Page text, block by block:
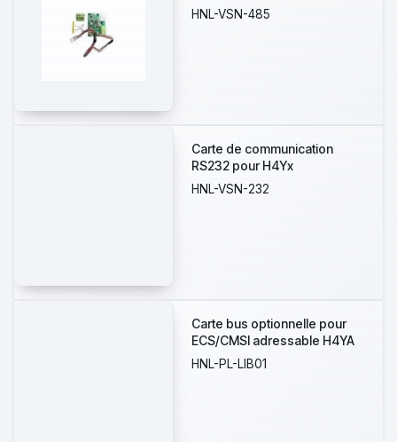
HNL-VSN-485
Carte de communication
RS232 pour H4Yx
HNL-VSN-232
Carte bus optionnelle pour
ECS/CMSI adressable H4YA
HNL-PL-LIB01